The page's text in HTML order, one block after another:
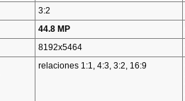
3:2
44.8 MP
8192x5464
relaciones 1:1, 4:3, 3:2, 16:9